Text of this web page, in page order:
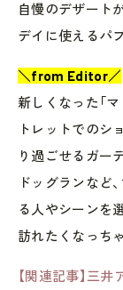
自慢のデザート
デイに使えるパ
＼from Editor／
新しくなった「
トレットでのシ
り過ごせるガー
ドッグランなど
る人やシーンを
訪れたくなっち
【関連記事】三